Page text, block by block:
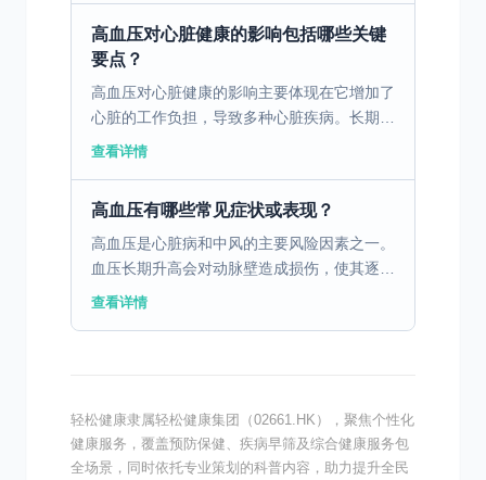
高血压对心脏健康的影响包括哪些关键
要点？
高血压对心脏健康的影响主要体现在它增加了
心脏的工作负担，导致多种心脏疾病。长期的
高血压会使得心脏必须更加努力地泵血，从而
查看详情
高血压有哪些常见症状或表现？
高血压是心脏病和中风的主要风险因素之一。
血压长期升高会对动脉壁造成损伤，使其逐渐
失去弹性并变得狭窄，从而影响血流通畅。这
查看详情
轻松健康隶属轻松健康集团（02661.HK），聚焦个性化
健康服务，覆盖预防保健、疾病早筛及综合健康服务包
全场景，同时依托专业策划的科普内容，助力提升全民